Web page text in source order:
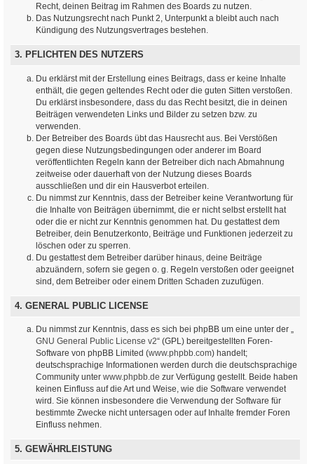
Recht, deinen Beitrag im Rahmen des Boards zu nutzen.
Das Nutzungsrecht nach Punkt 2, Unterpunkt a bleibt auch nach
Kündigung des Nutzungsvertrages bestehen.
3. PFLICHTEN DES NUTZERS
Du erklärst mit der Erstellung eines Beitrags, dass er keine Inhalte
enthält, die gegen geltendes Recht oder die guten Sitten verstoßen.
Du erklärst insbesondere, dass du das Recht besitzt, die in deinen
Beiträgen verwendeten Links und Bilder zu setzen bzw. zu
verwenden.
Der Betreiber des Boards übt das Hausrecht aus. Bei Verstößen
gegen diese Nutzungsbedingungen oder anderer im Board
veröffentlichten Regeln kann der Betreiber dich nach Abmahnung
zeitweise oder dauerhaft von der Nutzung dieses Boards
ausschließen und dir ein Hausverbot erteilen.
Du nimmst zur Kenntnis, dass der Betreiber keine Verantwortung für
die Inhalte von Beiträgen übernimmt, die er nicht selbst erstellt hat
oder die er nicht zur Kenntnis genommen hat. Du gestattest dem
Betreiber, dein Benutzerkonto, Beiträge und Funktionen jederzeit zu
löschen oder zu sperren.
Du gestattest dem Betreiber darüber hinaus, deine Beiträge
abzuändern, sofern sie gegen o. g. Regeln verstoßen oder geeignet
sind, dem Betreiber oder einem Dritten Schaden zuzufügen.
4. GENERAL PUBLIC LICENSE
Du nimmst zur Kenntnis, dass es sich bei phpBB um eine unter der „
GNU General Public License v2“ (GPL) bereitgestellten Foren-
Software von phpBB Limited (www.phpbb.com) handelt;
deutschsprachige Informationen werden durch die deutschsprachige
Community unter www.phpbb.de zur Verfügung gestellt. Beide haben
keinen Einfluss auf die Art und Weise, wie die Software verwendet
wird. Sie können insbesondere die Verwendung der Software für
bestimmte Zwecke nicht untersagen oder auf Inhalte fremder Foren
Einfluss nehmen.
5. GEWÄHRLEISTUNG